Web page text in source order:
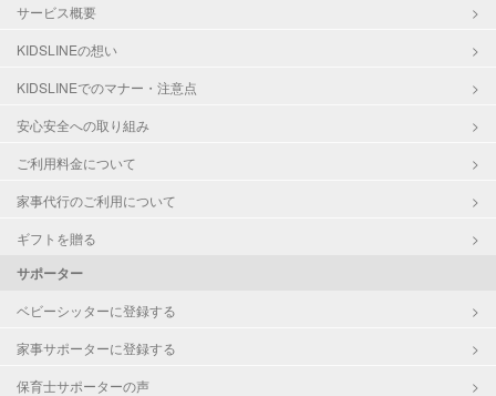
サービス概要
KIDSLINEの想い
KIDSLINEでのマナー・注意点
安心安全への取り組み
ご利用料金について
家事代行のご利用について
ギフトを贈る
サポーター
ベビーシッターに登録する
家事サポーターに登録する
保育士サポーターの声